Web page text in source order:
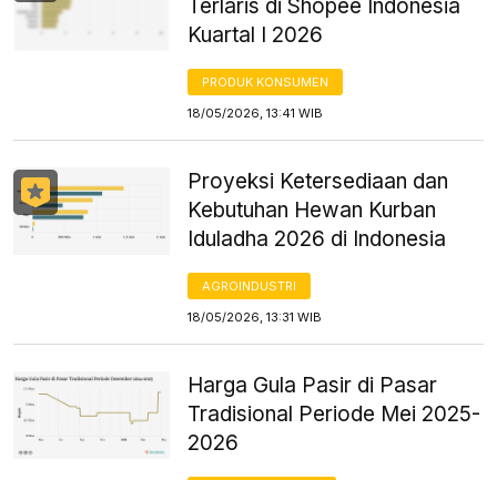
Terlaris di Shopee Indonesia
Kuartal I 2026
PRODUK KONSUMEN
18/05/2026, 13:41 WIB
Proyeksi Ketersediaan dan
Kebutuhan Hewan Kurban
Iduladha 2026 di Indonesia
AGROINDUSTRI
18/05/2026, 13:31 WIB
Harga Gula Pasir di Pasar
Tradisional Periode Mei 2025-
2026